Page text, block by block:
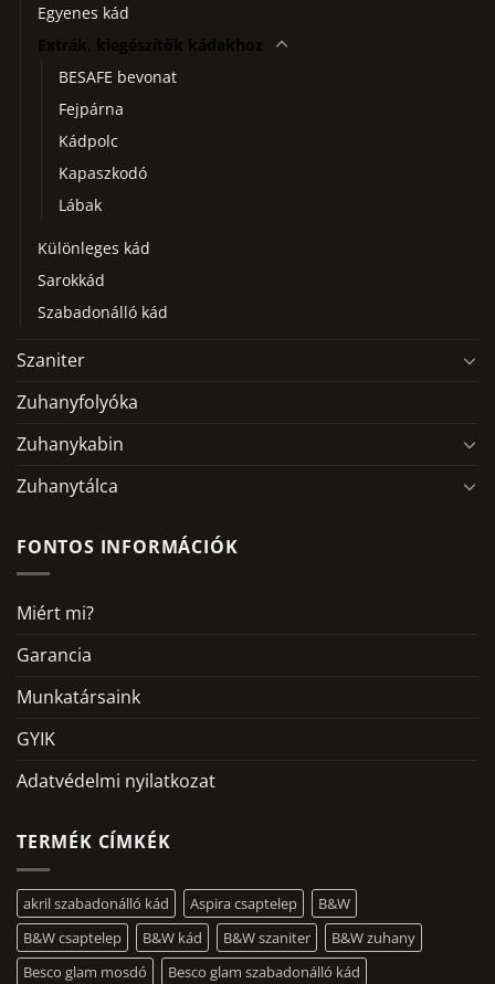
Egyenes kád
Extrák, kiegészítők kádakhoz
BESAFE bevonat
Fejpárna
Kádpolc
Kapaszkodó
Lábak
Különleges kád
Sarokkád
Szabadonálló kád
Szaniter
Zuhanyfolyóka
Zuhanykabin
Zuhanytálca
FONTOS INFORMÁCIÓK
Miért mi?
Garancia
Munkatársaink
GYIK
Adatvédelmi nyilatkozat
TERMÉK CÍMKÉK
akril szabadonálló kád Aspira csaptelep
B&W
B&W csaptelep
B&W kád B&W szaniter
B&W zuhany
Besco glam mosdó
Besco glam szabadonálló kád